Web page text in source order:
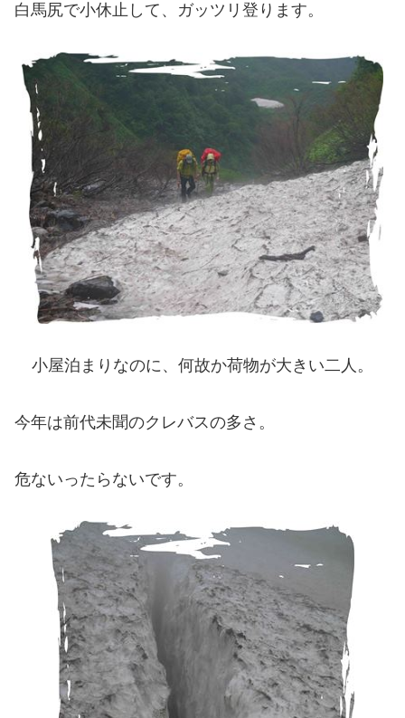
白馬尻で小休止して、ガッツリ登ります。
小屋泊まりなのに、何故か荷物が大きい二人。
今年は前代未聞のクレバスの多さ。
危ないったらないです。